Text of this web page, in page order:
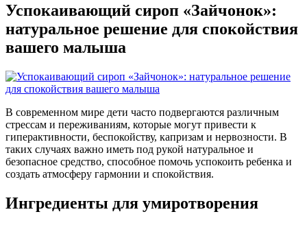
Успокаивающий сироп «Зайчонок»:
натуральное решение для спокойствия
вашего малыша
В современном мире дети часто подвергаются различным
стрессам и переживаниям, которые могут привести к
гиперактивности, беспокойству, капризам и нервозности. В
таких случаях важно иметь под рукой натуральное и
безопасное средство, способное помочь успокоить ребенка и
создать атмосферу гармонии и спокойствия.
Ингредиенты для умиротворения